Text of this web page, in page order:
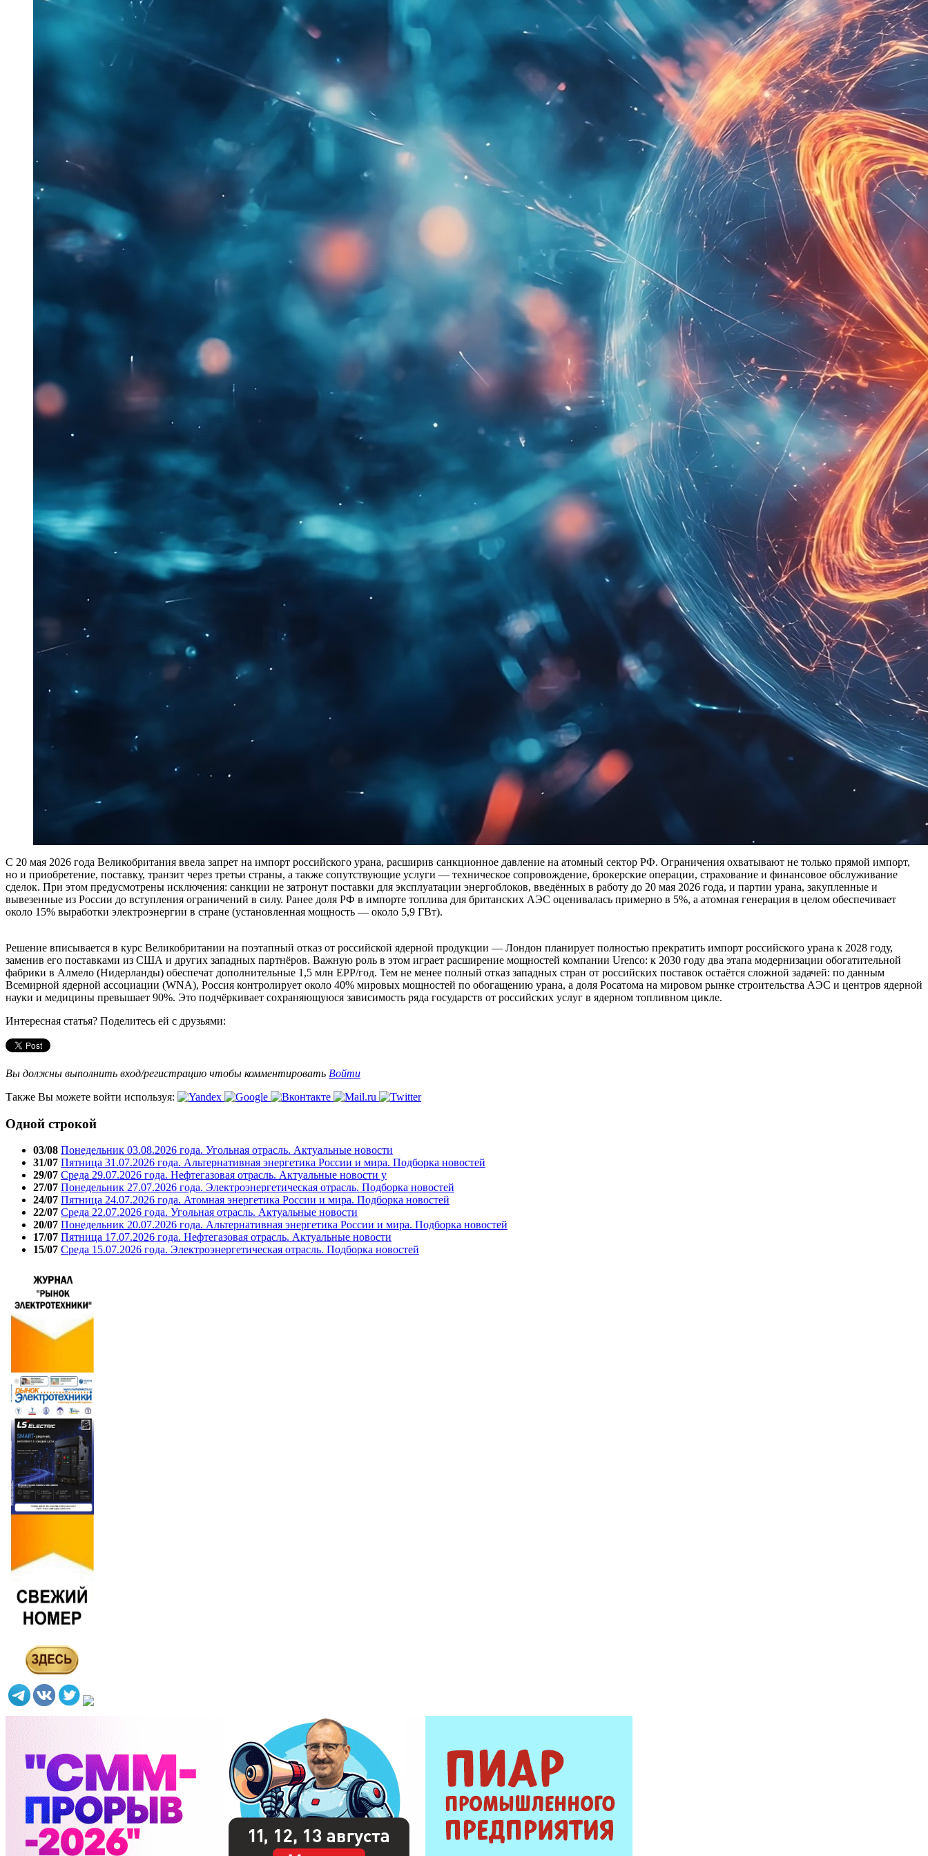
С 20 мая 2026 года Великобритания ввела запрет на импорт российского урана, расширив санкционное давление на атомный сектор РФ. Ограничения охватывают не только прямой импорт,
но и приобретение, поставку, транзит через третьи страны, а также сопутствующие услуги — техническое сопровождение, брокерские операции, страхование и финансовое обслуживание
сделок. При этом предусмотрены исключения: санкции не затронут поставки для эксплуатации энергоблоков, введённых в работу до 20 мая 2026 года, и партии урана, закупленные и
вывезенные из России до вступления ограничений в силу. Ранее доля РФ в импорте топлива для британских АЭС оценивалась примерно в 5%, а атомная генерация в целом обеспечивает
около 15% выработки электроэнергии в стране (установленная мощность — около 5,9 ГВт).
Решение вписывается в курс Великобритании на поэтапный отказ от российской ядерной продукции — Лондон планирует полностью прекратить импорт российского урана к 2028 году,
заменив его поставками из США и других западных партнёров. Важную роль в этом играет расширение мощностей компании Urenco: к 2030 году два этапа модернизации обогатительной
фабрики в Алмело (Нидерланды) обеспечат дополнительные 1,5 млн ЕРР/год. Тем не менее полный отказ западных стран от российских поставок остаётся сложной задачей: по данным
Всемирной ядерной ассоциации (WNA), Россия контролирует около 40% мировых мощностей по обогащению урана, а доля Росатома на мировом рынке строительства АЭС и центров ядерной
науки и медицины превышает 90%. Это подчёркивает сохраняющуюся зависимость ряда государств от российских услуг в ядерном топливном цикле.
Интересная статья? Поделитесь ей с друзьями:
Вы должны выполнить вход/регистрацию чтобы комментировать Войти
Также Вы можете войти используя:
Одной строкой
03/08 Понедельник 03.08.2026 года. Угольная отрасль. Актуальные новости
31/07 Пятница 31.07.2026 года. Альтернативная энергетика России и мира. Подборка новостей
29/07 Среда 29.07.2026 года. Нефтегазовая отрасль. Актуальные новости у
27/07 Понедельник 27.07.2026 года. Электроэнергетическая отрасль. Подборка новостей
24/07 Пятница 24.07.2026 года. Атомная энергетика России и мира. Подборка новостей
22/07 Среда 22.07.2026 года. Угольная отрасль. Актуальные новости
20/07 Понедельник 20.07.2026 года. Альтернативная энергетика России и мира. Подборка новостей
17/07 Пятница 17.07.2026 года. Нефтегазовая отрасль. Актуальные новости
15/07 Среда 15.07.2026 года. Электроэнергетическая отрасль. Подборка новостей